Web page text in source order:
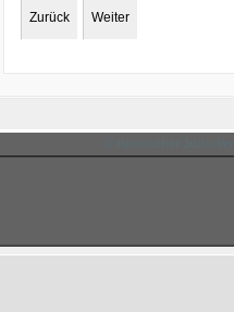
Zurück Weiter